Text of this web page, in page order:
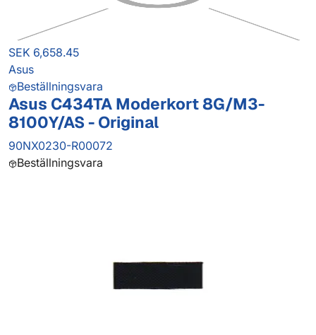
SEK 6,658.45
Asus
Beställningsvara
Asus C434TA Moderkort 8G/M3-
8100Y/AS - Original
90NX0230-R00072
Beställningsvara